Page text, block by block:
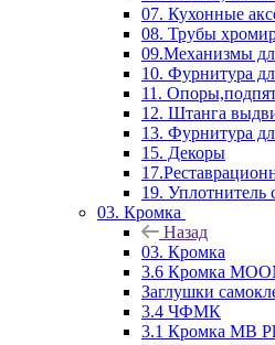
07. Кухонные
08. Трубы
09.Механизмы
10. Фурнитура
11.
12. Штанга
13. Фурнитура
15. Декоры
19. Уплотнитель
03. Кромка
Назад
03. Кромка
3.6 Кромка
Заглушки
3.4 ЧФМК
3.1 Кромка MB